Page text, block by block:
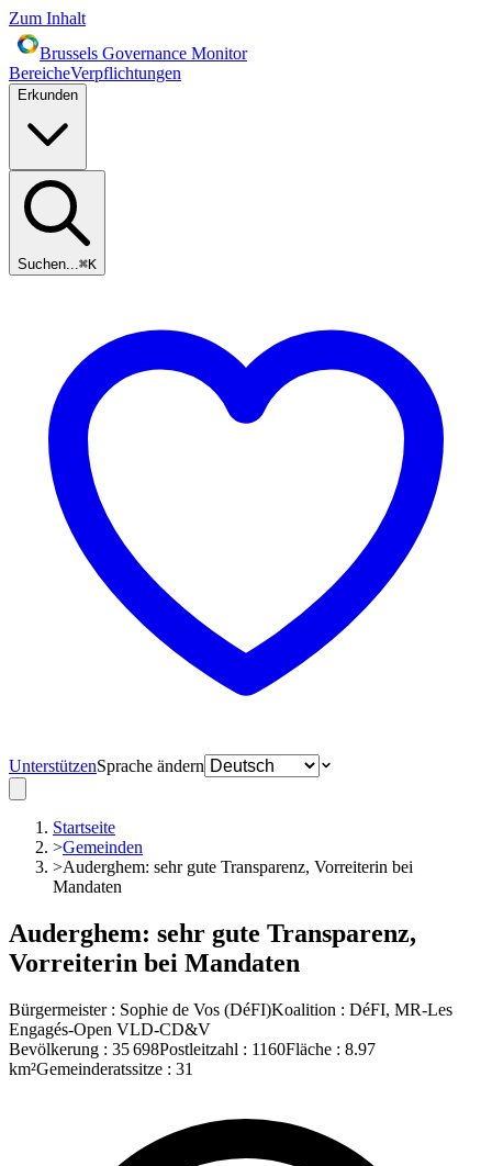
Zum Inhalt
Brussels Governance Monitor
BereicheVerpflichtungen
Erkunden
Suchen...⌘K
UnterstützenSprache ändern
Startseite
>Gemeinden
>Auderghem: sehr gute Transparenz, Vorreiterin bei
Mandaten
Auderghem: sehr gute Transparenz,
Vorreiterin bei Mandaten
Bürgermeister: Sophie de Vos (DéFI)Koalition : DéFI, MR-Les
Engagés-Open VLD-CD&V
Bevölkerung : 35 698Postleitzahl : 1160Fläche : 8.97
km²Gemeinderatssitze : 31